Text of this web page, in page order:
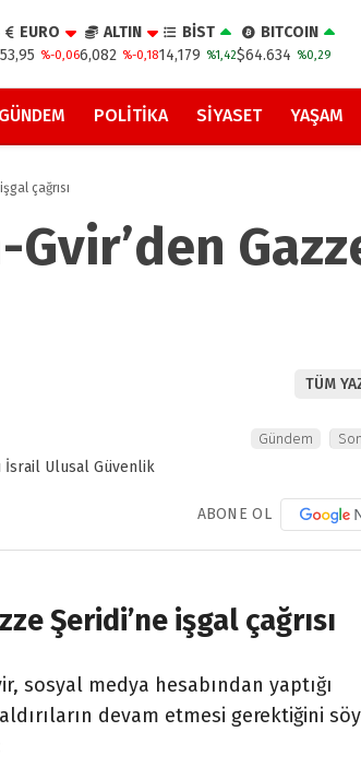
EURO
53,95 %-0,06
ALTIN
6,082 %-0,18
BİST
14,179 %1,42
BITCOIN
$64.634 %0,29
GÜNDEM POLITIKA SIYASET YAŞAM
çağrısı
TÜM
Gündem
ABONE OL
Şeridi’ne işgal çağrısı
sosyal medya hesabından yaptığı
devam etmesi gerektiğini